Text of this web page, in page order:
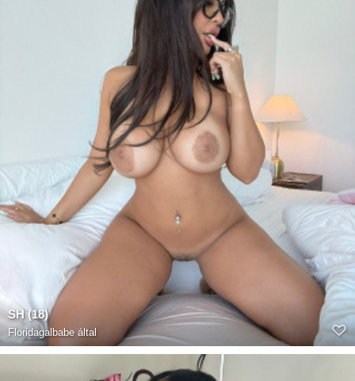
SH (18)
Floridagalbabeáltal